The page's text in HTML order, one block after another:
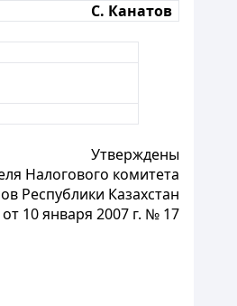
С. Канатов
Утверждены
Налогового комитета
Республики Казахстан
от 10 января 2007 г. № 17